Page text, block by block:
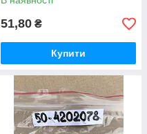
51,80 ₴
Купити